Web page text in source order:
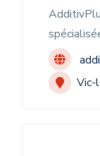
de
Grâce à
Vic-